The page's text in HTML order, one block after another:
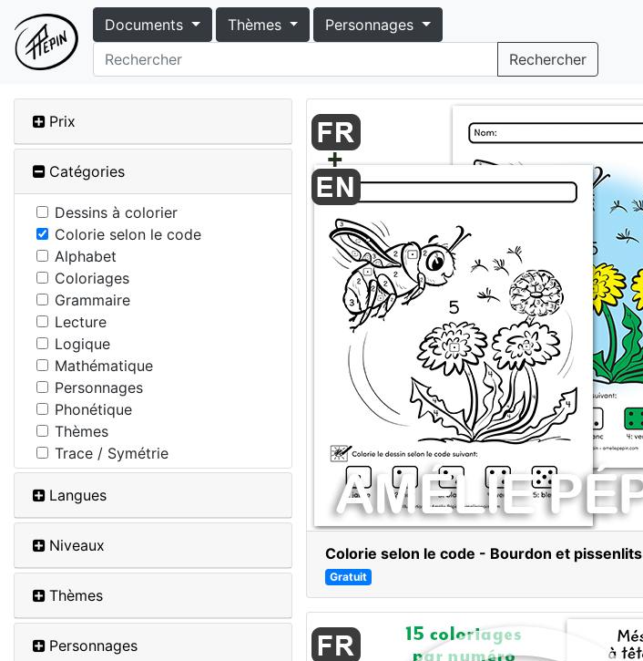
Documents Thèmes
Personnages
Rechercher
Prix
Catégories
Dessins à colorier
Colorie selon le code
Alphabet
Coloriages
Grammaire
Lecture
Logique
Mathématique
Personnages
Phonétique
Thèmes
Trace / Symétrie
Langues
Niveaux
Thèmes
Personnages
Colorie selon le code - Bourdon et pissenlits
Gratuit